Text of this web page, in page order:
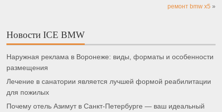
ремонт bmw x5 »
Новости ICE BMW
Наружная реклама в Воронеже: виды, форматы и особенности
размещения
Лечение в санатории является лучшей формой реабилитации
для пожилых
Почему отель Азимут в Санкт-Петербурге — ваш идеальный